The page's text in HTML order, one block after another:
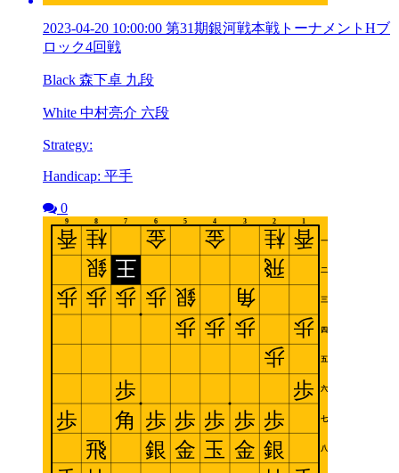
2023-04-20 10:00:00 第31期銀河戦本戦トーナメントHブ
ロック4回戦
Black 森下卓 九段
White 中村亮介 六段
Strategy:
Handicap: 平手
0